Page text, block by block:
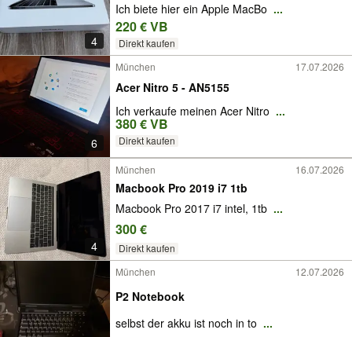
4
Ich biete hier ein Apple MacBo ...
220 € VB
Direkt kaufen
6
München 17.07.2026
Acer Nitro 5 - AN5155
Ich verkaufe meinen Acer Nitro ...
380 € VB
Direkt kaufen
4
München 16.07.2026
Macbook Pro 2019 i7 1tb
Macbook Pro 2017 i7 intel, 1tb ...
300 €
Direkt kaufen
München
12.07.2026
P2 Notebook
selbst der akku ist noch in to ...